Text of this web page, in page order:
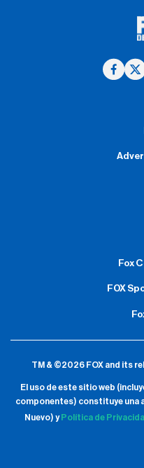
Fox
FOX
TM & ©2026 FOX and its
El uso de este sitio web
componentes) constituye una
Nuevo) y Política de